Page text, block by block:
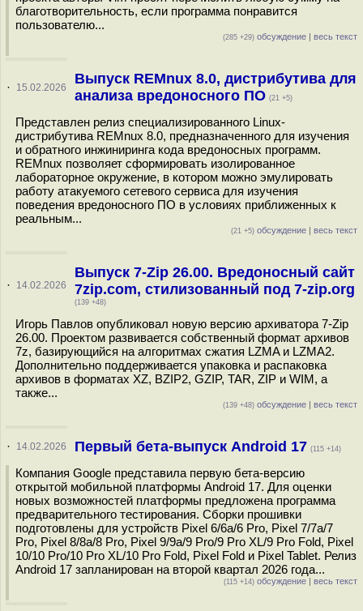
благотворительность, если программа понравится
пользователю...
(285 +29) обсуждение | весь текст
· 15.02.2026
Выпуск REMnux 8.0, дистрибутива для
анализа вредоносного ПО (21 +5)
Представлен релиз специализированного Linux-
дистрибутива REMnux 8.0, предназначенного для изучения
и обратного инжиниринга кода вредоносных программ.
REMnux позволяет сформировать изолированное
лабораторное окружение, в котором можно эмулировать
работу атакуемого сетевого сервиса для изучения
поведения вредоносного ПО в условиях приближенных к
реальным...
(21 +5) обсуждение | весь текст
· 14.02.2026
Выпуск 7-Zip 26.00. Вредоносный сайт
7zip.com, стилизованный под 7-zip.org
(139 +48)
Игорь Павлов опубликовал новую версию архиватора 7-Zip
26.00. Проектом развивается собственный формат архивов
7z, базирующийся на алгоритмах сжатия LZMA и LZMA2.
Дополнительно поддерживается упаковка и распаковка
архивов в форматах XZ, BZIP2, GZIP, TAR, ZIP и WIM, а
также...
(139 +48) обсуждение | весь текст
· 14.02.2026 Первый бета-выпуск Android 17 (115 +14)
Компания Google представила первую бета-версию
открытой мобильной платформы Android 17. Для оценки
новых возможностей платформы предложена программа
предварительного тестирования. Сборки прошивки
подготовлены для устройств Pixel 6/6a/6 Pro, Pixel 7/7a/7
Pro, Pixel 8/8a/8 Pro, Pixel 9/9a/9 Pro/9 Pro XL/9 Pro Fold, Pixel
10/10 Pro/10 Pro XL/10 Pro Fold, Pixel Fold и Pixel Tablet. Релиз
Android 17 запланирован на второй квартал 2026 года...
(115 +14) обсуждение | весь текст